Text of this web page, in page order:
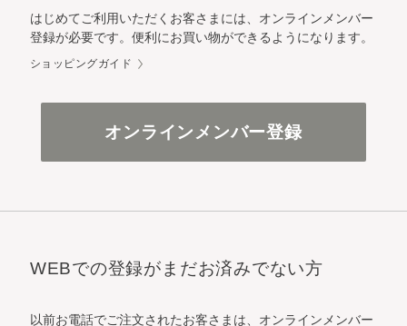
はじめてご利用いただくお客さまには、オンラインメンバー
登録が必要です。便利にお買い物ができるようになります。
ショッピングガイド
オンラインメンバー登録
WEBでの登録がまだお済みでない方
以前お電話でご注文されたお客さまは、オンラインメンバー